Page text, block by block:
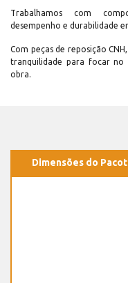
Trabalhamos com
desempenho e durabilidade
Com peças de reposição
tranquilidade para focar no
obra.
Dimensões do